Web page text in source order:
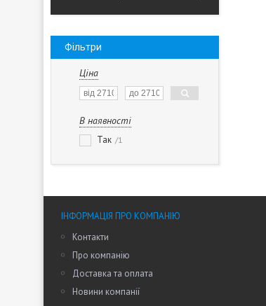
Фільтри
Ціна
В наявності
Так 1
ІНФОРМАЦІЯ ПРО КОМПАНІЮ
Контакти
Про компанію
Доставка та оплата
Новини компанії